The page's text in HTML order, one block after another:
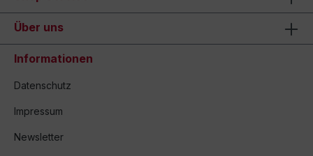
Über uns
Informationen
Datenschutz
Impressum
Newsletter